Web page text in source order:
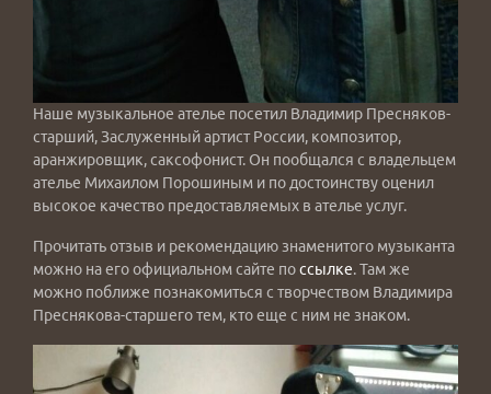
Наше музыкальное ателье посетил Владимир Пресняков-
старший, Заслуженный артист России, композитор,
аранжировщик, саксофонист. Он пообщался с владельцем
ателье Михаилом Порошиным и по достоинству оценил
высокое качество предоставляемых в ателье услуг.
Прочитать отзыв и рекомендацию знаменитого музыканта
можно на его официальном сайте поссылке. Там же
можно поближе познакомиться с творчеством Владимира
Преснякова-старшего тем, кто еще с ним не знаком.